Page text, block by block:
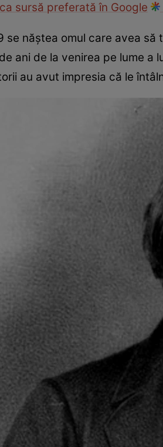
sursă preferată în Google
se năștea omul care avea
ani de la venirea pe lume
au avut impresia că le